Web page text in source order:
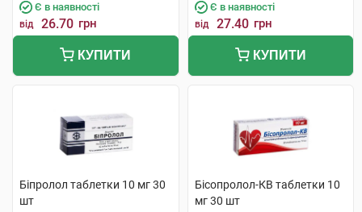
Є в наявності
від 26.70 грн
КУПИТИ
Є в наявності
від 27.40 грн
КУПИТИ
Біпролол таблетки 10 мг 30
шт
Бісопролол-КВ таблетки 10
мг 30 шт